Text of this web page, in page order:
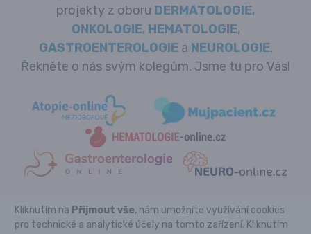
projekty z oboru DERMATOLOGIE,
ONKOLOGIE, HEMATOLOGIE,
GASTROENTEROLOGIEa NEUROLOGIE.
Řekněte o nás svým kolegům. Jsme tu pro Vás!
Copyright © REVMA-online.cz 2026
Powered by Pears Health Cyber Europe, s.r.o. All Rights
Kliknutím na Přijmout vše, nám umožníte využívání cookies
pro technické a analytické účely na tomto zařízení. Kliknutím